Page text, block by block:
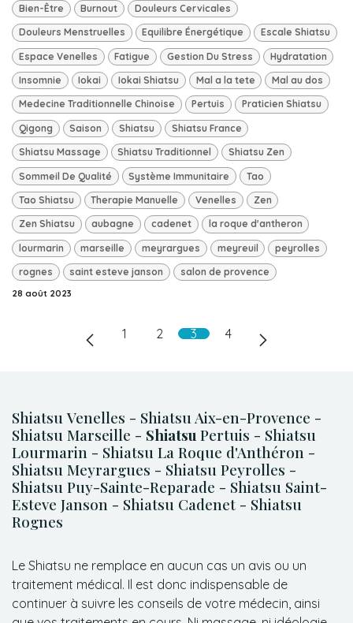
Bien-Être Burnout Douleurs Cervicales
Douleurs Menstruelles Equilibre Énergétique Escale Shiatsu
Espace Venelles Fatigue Gestion Du Stress Hydratation
Insomnie Iokai Iokai Shiatsu Mal a la tete Mal au dos
Medecine Traditionnelle Chinoise Pertuis Praticien Shiatsu
Qigong Saison Shiatsu Shiatsu France
Shiatsu Massage Shiatsu Traditionnel Shiatsu Zen
Sommeil De Qualité Système Immunitaire Tao
Tao Shiatsu Therapie Manuelle Venelles Zen
Zen Shiatsu aubagne cadenet la roque d'antheron
lourmarin marseille meyrargues meyreuil peyrolles
rognes saint esteve janson salon de provence
28 août 2023
1 2 3 4
Shiatsu Venelles - Shiatsu Aix-en-Provence -
Shiatsu Marseille - Shiatsu Pertuis - Shiatsu
Lourmarin - Shiatsu La Roque d'Anthéron -
Shiatsu Meyrargues - Shiatsu Peyrolles -
Shiatsu Puy-Sainte-Reparade - Shiatsu Saint-
Esteve Janson - Shiatsu Cadenet - Shiatsu
Rognes
Le Shiatsu ne remplace en aucun cas un avis ou un
traitement médical. Il est donc indispensable de
continuer à suivre les conseils de votre médecin, ainsi